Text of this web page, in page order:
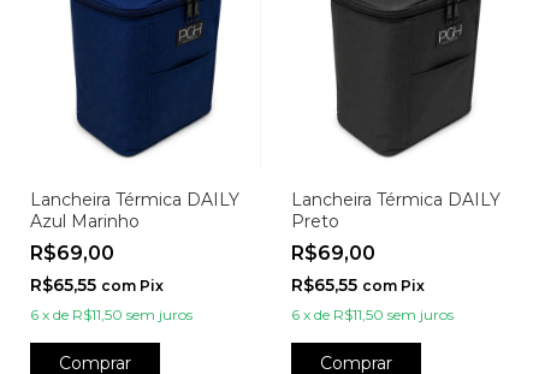
Lancheira Térmica DAILY
Azul Marinho
R$69,00
R$65,55 com Pix
6 x de R$11,50 sem juros
Comprar
Lancheira Térmica DAILY
Preto
R$69,00
R$65,55 com Pix
6 x de R$11,50 sem juros
Comprar